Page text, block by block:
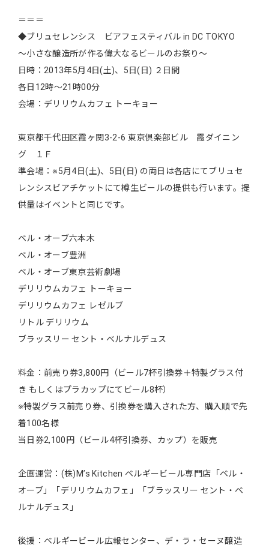
＝＝＝
◆ブリュセレンシス ビアフェスティバル in DC TOKYO
～小さな醸造所が作る偉大なるビールのお祭り～
日時：2013年5月4日(土)、5日(日) ２日間
各日12時～21時00分
会場：デリリウムカフェ トーキョー
東京都千代田区霞ヶ関3-2-6 東京倶楽部ビル 霞ダイニン
グ １Ｆ
準会場：※5月4日(土)、5日(日) の両日は各店にてブリュセ
レンシスビアチケットにて樽生ビールの提供も行います。提
供量はイベントと同じです。
ベル・オーブ六本木
ベル・オーブ豊洲
ベル・オーブ東京芸術劇場
デリリウムカフェ トーキョー
デリリウムカフェ レゼルブ
リトル デリリウム
ブラッスリー セント・ベルナルデュス
料金：前売り券3,800円（ビール7杯引換券＋特製グラス付
き もしくはプラカップにてビール8杯）
※特製グラス前売り券、引換券を購入された方、購入順で先
着100名様
当日券2,100円（ビール4杯引換券、カップ）を販売
企画運営：(株)M’s Kitchen ベルギービール専門店「ベル・
オーブ」「デリリウムカフェ」「ブラッスリー セント・ベ
ルナルデュス」
後援：ベルギービール広報センター、デ・ラ・セーヌ醸造